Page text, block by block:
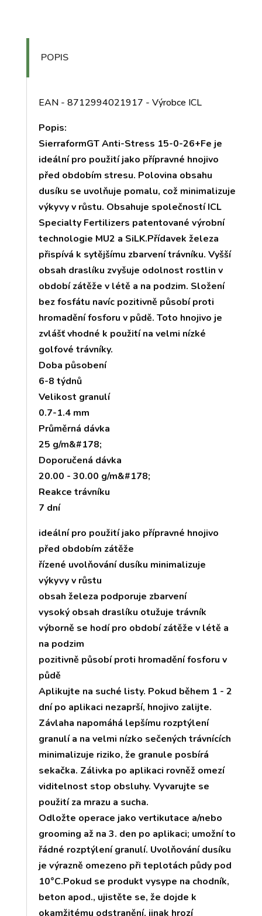
POPIS
EAN - 8712994021917 - Výrobce ICL
Popis:
SierraformGT Anti-Stress 15-0-26+Fe je
ideální pro použití jako přípravné hnojivo
před obdobím stresu. Polovina obsahu
dusíku se uvolňuje pomalu, což minimalizuje
výkyvy v růstu. Obsahuje společností ICL
Specialty Fertilizers patentované výrobní
technologie MU2 a SiLK.Přídavek železa
přispívá k sytějšímu zbarvení trávníku. Vyšší
obsah draslíku zvyšuje odolnost rostlin v
období zátěže v létě a na podzim. Složení
bez fosfátu navíc pozitivně působí proti
hromadění fosforu v půdě. Toto hnojivo je
zvlášť vhodné k použití na velmi nízké
golfové trávníky.
Doba působení
6-8 týdnů
Velikost granulí
0.7-1.4 mm
Průměrná dávka
25 g/m&#178;
Doporučená dávka
20.00 - 30.00 g/m&#178;
Reakce trávníku
7 dní
ideální pro použití jako přípravné hnojivo
před obdobím zátěže
řízené uvolňování dusíku minimalizuje
výkyvy v růstu
obsah železa podporuje zbarvení
vysoký obsah draslíku otužuje trávník
výborně se hodí pro období zátěže v létě a
na podzim
pozitivně působí proti hromadění fosforu v
půdě
Aplikujte na suché listy. Pokud během 1 - 2
dní po aplikaci nezaprší, hnojivo zalijte.
Závlaha napomáhá lepšímu rozptýlení
granulí a na velmi nízko sečených trávnících
minimalizuje riziko, že granule posbírá
sekačka. Zálivka po aplikaci rovněž omezí
viditelnost stop obsluhy. Vyvarujte se
použití za mrazu a sucha.
Odložte operace jako vertikutace a/nebo
grooming až na 3. den po aplikaci; umožní to
řádné rozptýlení granulí. Uvolňování dusíku
je výrazně omezeno při teplotách půdy pod
10°C.Pokud se produkt vysype na chodník,
beton apod., ujistěte se, že dojde k
okamžitému odstranění, jinak hrozí